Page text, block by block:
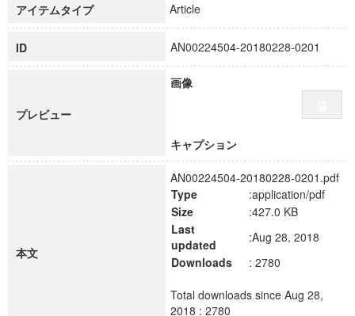
慶應義塾大学グローバルCOEプログラム市民社会ガバナンス
慶應義塾大学グローバルCOEプログラム論理と感性の先端的
博士課程教育リーディングプログラム「超成熟社会発展のサ
学術雑誌掲載論文等(8)
アイテムタイプ Article
ID AN00224504-20180228-0201
プレビュー
画像
キャプション
本文
AN00224504-20180228-0201.pdf
Type
:application/pdf
Size
:427.0 KB
Last
updated
:Aug 28, 2018
Downloads
: 2780
Total downloads since Aug 28,
2018 : 2780